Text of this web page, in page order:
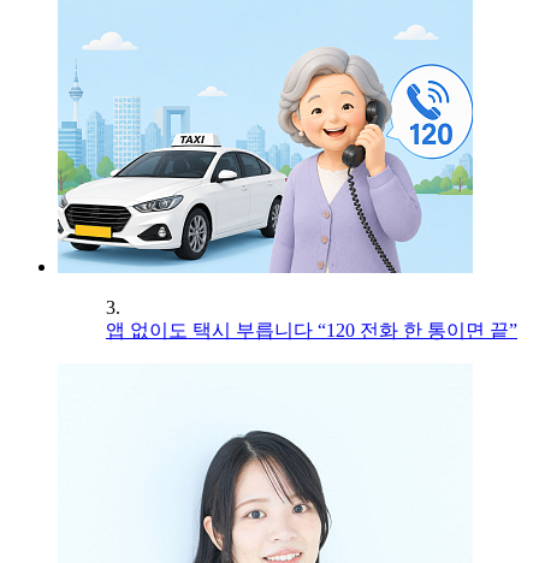
3.
앱 없이도 택시 부릅니다 “120 전화 한 통이면 끝”